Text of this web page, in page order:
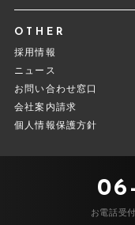
OTHER
採用情報
ニュース
お問い合わせ窓口
会社案内請求
個人情報保護方針
お電話受